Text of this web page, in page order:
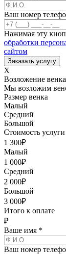
Ваш номер
Нажимая эту
обработки
сайтом
X
Возложение венка
Мы возложим
Размер венка
Малый
Средний
Большой
Стоимость услуги
1 300₽
Малый
1 000₽
Средний
2 000₽
Большой
3 000₽
Итого к оплате
₽
Ваше имя *
Ваш номер